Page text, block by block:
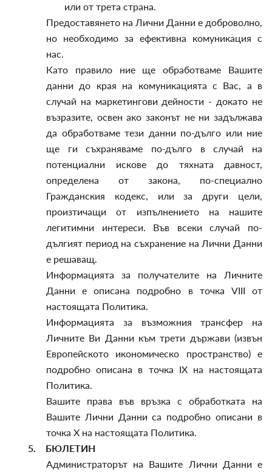
или от трета страна.
Предоставянето на Лични Данни е доброволно,
но необходимо за ефективна комуникация с
нас.
Като правило ние ще обработваме Вашите
данни до края на комуникацията с Вас, а в
случай на маркетингови дейности - докато не
възразите, освен ако законът не ни задължава
да обработваме тези данни по-дълго или ние
ще ги съхраняваме по-дълго в случай на
потенциални искове до тяхната давност,
определена от закона, по-специално
Гражданския кодекс, или за други цели,
произтичащи от изпълнението на нашите
легитимни интереси. Във всеки случай по-
дългият период на съхранение на Лични Данни
е решаващ.
Информацията за получателите на Личните
Данни е описана подробно в точка VIII от
настоящата Политика.
Информацията за възможния трансфер на
Личните Ви Данни към трети държави (извън
Европейското икономическо пространство) е
подробно описана в точка IX на настоящата
Политика.
Вашите права във връзка с обработката на
Вашите Лични Данни са подробно описани в
точка X на настоящата Политика.
5. БЮЛЕТИН
Администраторът на Вашите Лични Данни е